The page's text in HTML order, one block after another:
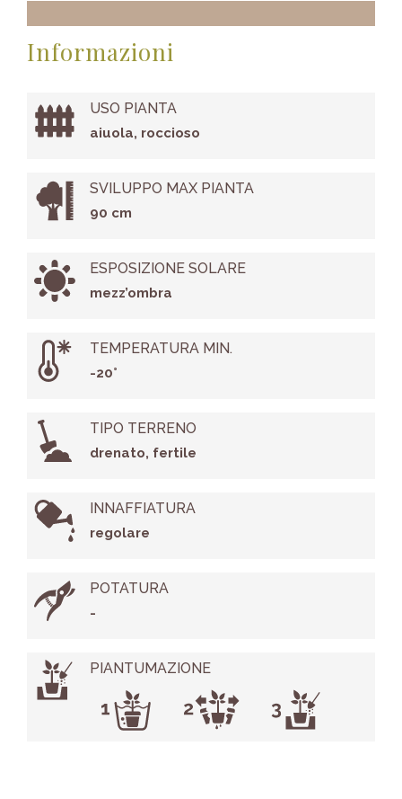
Informazioni
USO PIANTA
aiuola, roccioso
SVILUPPO MAX PIANTA
90 cm
ESPOSIZIONE SOLARE
mezz’ombra
TEMPERATURA MIN.
-20°
TIPO TERRENO
drenato, fertile
INNAFFIATURA
regolare
POTATURA
-
PIANTUMAZIONE